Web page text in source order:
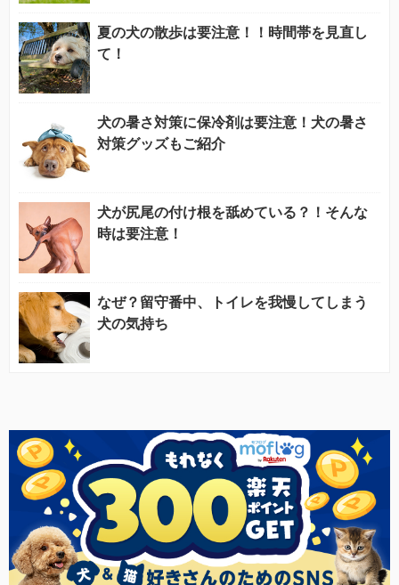
夏の犬の散歩は要注意！！時間帯を見直し
て！
犬の暑さ対策に保冷剤は要注意！犬の暑さ
対策グッズもご紹介
犬が尻尾の付け根を舐めている？！そんな
時は要注意！
なぜ？留守番中、トイレを我慢してしまう
犬の気持ち